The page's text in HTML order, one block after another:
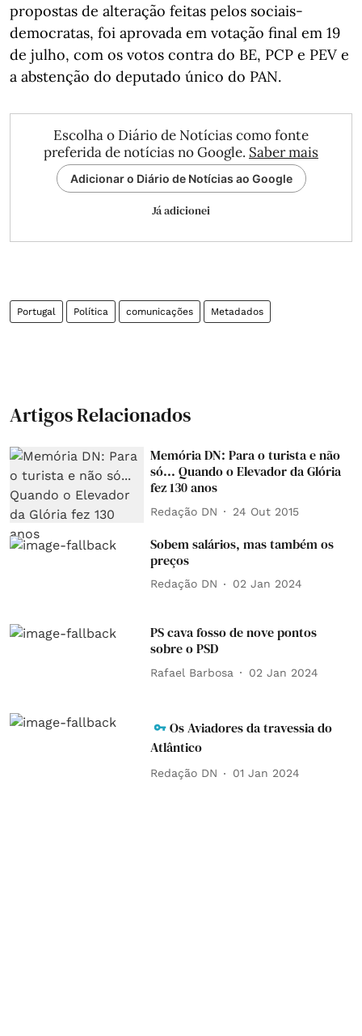
propostas de alteração feitas pelos sociais-
democratas, foi aprovada em votação final em 19
de julho, com os votos contra do BE, PCP e PEV e
a abstenção do deputado único do PAN.
Escolha o Diário de Notícias como fonte
preferida de notícias no Google. Saber mais
Adicionar o Diário de Notícias ao Google
Já adicionei
Portugal Política comunicações Metadados
Artigos Relacionados
Memória DN: Para o turista e não
só... Quando o Elevador da Glória
fez 130 anos
Redação DN 24 Out 2015
Sobem salários, mas também os
preços
Redação DN 02 Jan 2024
PS cava fosso de nove pontos
sobre o PSD
Rafael Barbosa 02 Jan 2024
Os Aviadores da travessia do
Atlântico
Redação DN 01 Jan 2024